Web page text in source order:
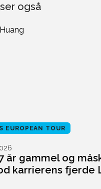
også
EUROPEAN TOUR
år gammel og
karrierens fjerde